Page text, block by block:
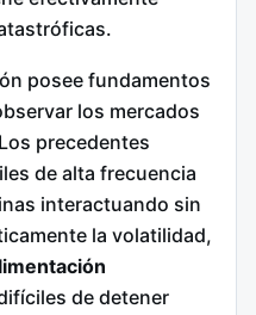
posee fundamentos
los mercados
precedentes
de alta frecuencia
interactuando sin
la volatilidad,
de detener